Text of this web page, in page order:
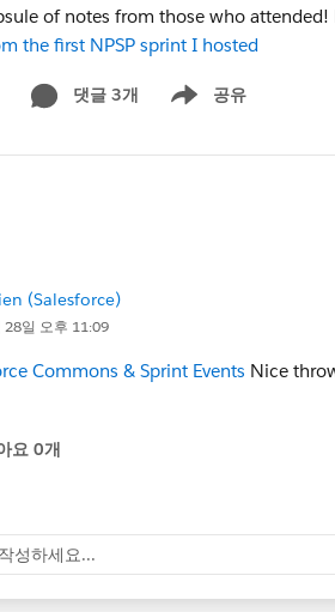
of notes from those who
the first NPSP sprint I hosted
댓글 3개 공유
Show menu
(Salesforce)
일 오후 11:09
Commons & Sprint Events Nice
요 0개
성하세요...